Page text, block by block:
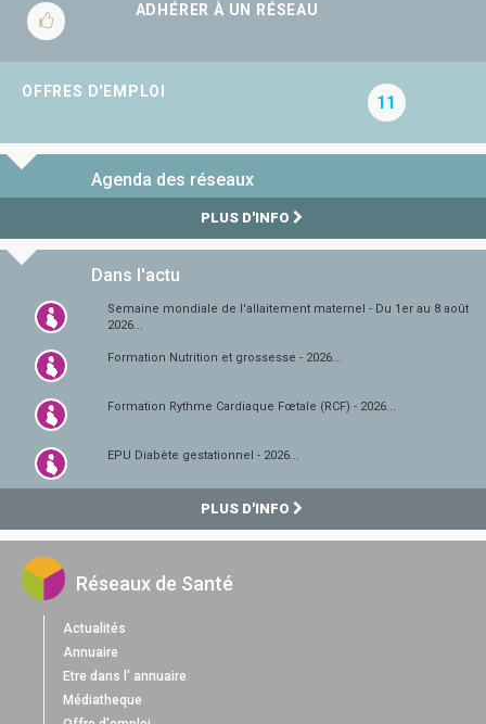
ADHÉRER À UN RÉSEAU
OFFRES D'EMPLOI
11
Agenda des réseaux
PLUS D'INFO
Dans l'actu
Semaine mondiale de l'allaitement maternel - Du 1er au 8 août
2026...
Formation Nutrition et grossesse - 2026...
Formation Rythme Cardiaque Fœtale (RCF) - 2026...
EPU Diabète gestationnel - 2026...
PLUS D'INFO
Réseaux de Santé
Actualités
Annuaire
Etre dans l' annuaire
Médiatheque